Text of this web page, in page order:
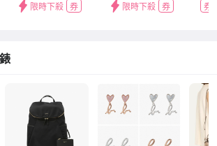
限時下殺 券 限時下殺 券
選
券